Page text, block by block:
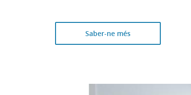
Saber-ne més